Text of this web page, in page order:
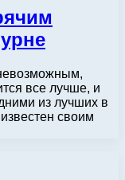
все лучше, и
из лучших в
своим